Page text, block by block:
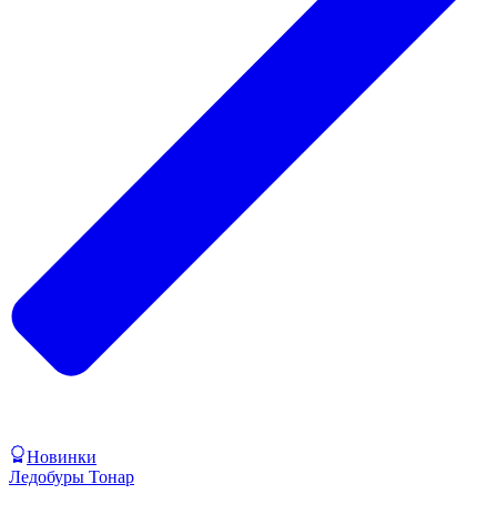
Новинки
Ледобуры Тонар